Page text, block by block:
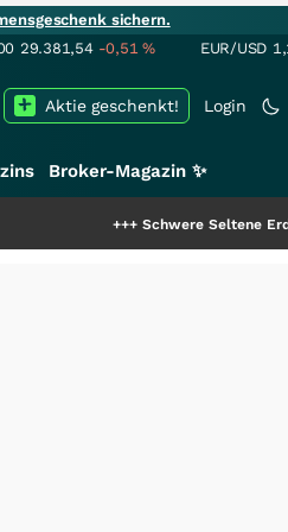
sichern.
29.381,54 -0,51% EUR/USD
Login
Aktie geschenkt!
Broker-Magazin ✨
Schwere Seltene Erden: